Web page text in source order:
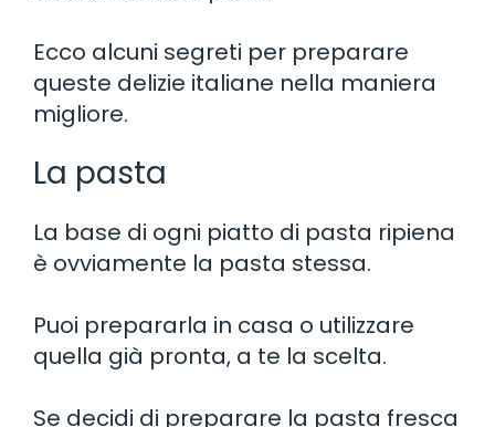
Ecco alcuni segreti per preparare
queste delizie italiane nella maniera
migliore.
La pasta
La base di ogni piatto di pasta ripiena
è ovviamente la pasta stessa.
Puoi prepararla in casa o utilizzare
quella già pronta, a te la scelta.
Se decidi di preparare la pasta fresca